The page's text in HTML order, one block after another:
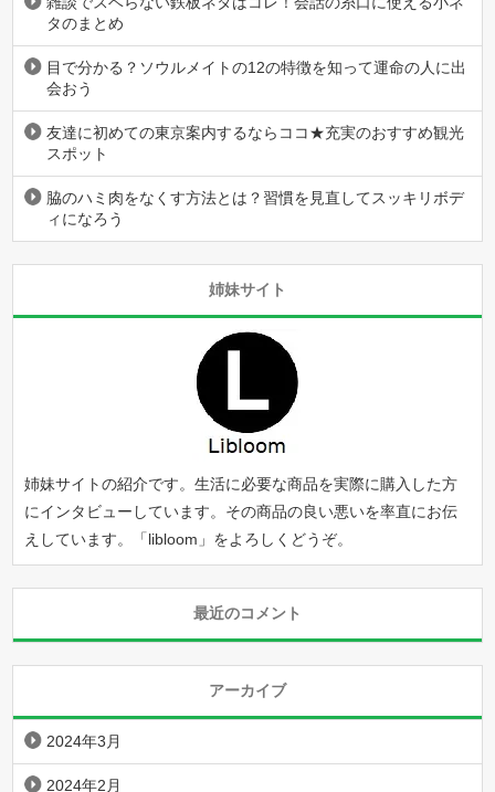
タのまとめ
目で分かる？ソウルメイトの12の特徴を知って運命の人に出
会おう
友達に初めての東京案内するならココ★充実のおすすめ観光
スポット
脇のハミ肉をなくす方法とは？習慣を見直してスッキリボデ
ィになろう
姉妹サイト
姉妹サイトの紹介です。生活に必要な商品を実際に購入した方
にインタビューしています。その商品の良い悪いを率直にお伝
えしています。「libloom 」をよろしくどうぞ。
最近のコメント
アーカイブ
2024年3月
2024年2月